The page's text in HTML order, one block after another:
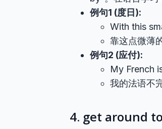
例句1 (度日):
With this
靠这点微薄
例句2 (应付):
My French
我的法语不
4. get around to